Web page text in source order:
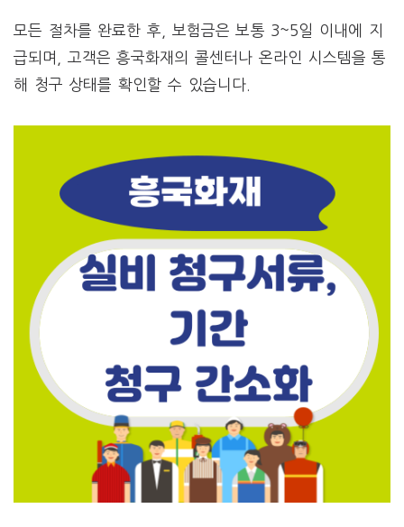
모든 절차를 완료한 후, 보험금은 보통 3~5일 이내에 지
급되며, 고객은 흥국화재의 콜센터나 온라인 시스템을 통
해 청구 상태를 확인할 수 있습니다.